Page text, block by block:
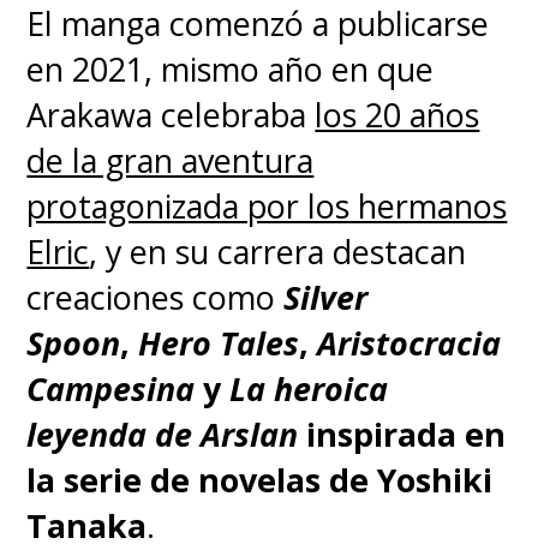
El manga comenzó a publicarse
en 2021, mismo año en que
Arakawa celebraba los 20 años
de la gran aventura
protagonizada por los hermanos
Elric, y en su carrera destacan
creaciones como Silver
Spoon, Hero Tales, Aristocracia
CampesinayLa heroica
leyenda de Arslan inspirada en
la serie de novelas de Yoshiki
Tanaka.